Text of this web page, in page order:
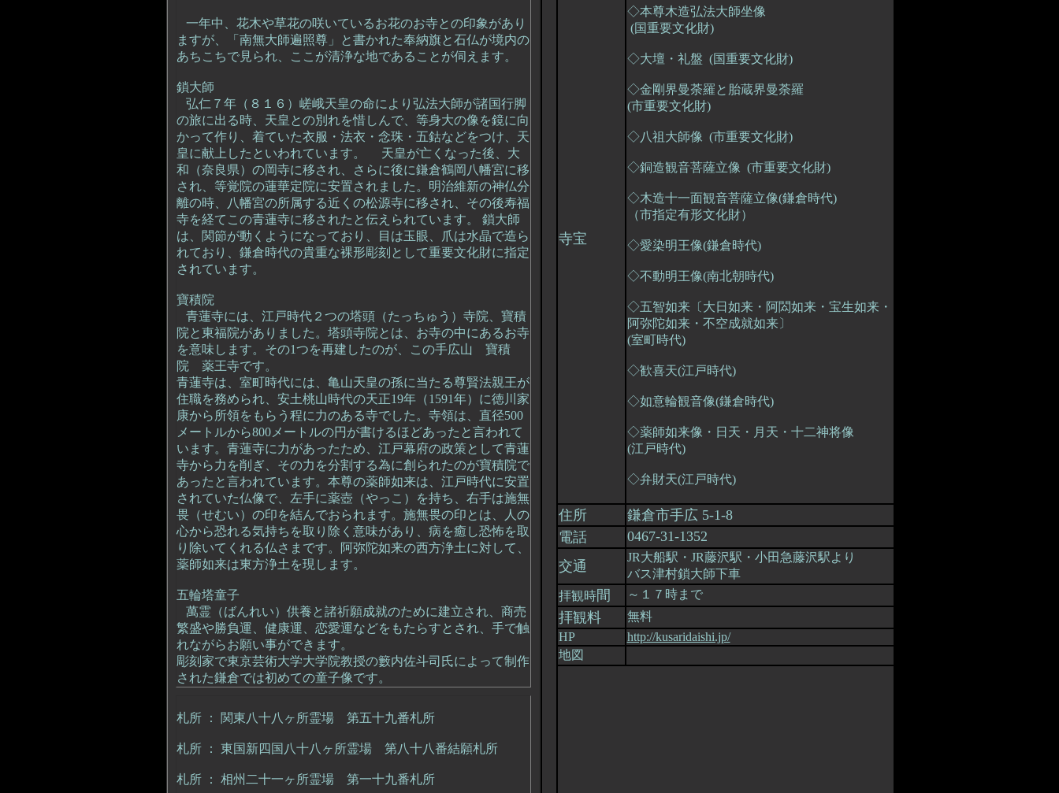
一年中、花木や草花の咲いているお花のお寺との印象があり
ますが、「南無大師遍照尊」と書かれた奉納旗と石仏が境内の
あちこちで見られ、ここが清浄な地であることが伺えます。
鎖大師
弘仁７年（８１６）嵯峨天皇の命により弘法大師が諸国行脚
の旅に出る時、天皇との別れを惜しんで、等身大の像を鏡に向
かって作り、着ていた衣服・法衣・念珠・五鈷などをつけ、天
皇に献上したといわれています。 天皇が亡くなった後、大
和（奈良県）の岡寺に移され、さらに後に鎌倉鶴岡八幡宮に移
され、等覚院の蓮華定院に安置されました。明治維新の神仏分
離の時、八幡宮の所属する近くの松源寺に移され、その後寿福
寺を経てこの青蓮寺に移されたと伝えられています。 鎖大師
は、関節が動くようになっており、目は玉眼、爪は水晶で造ら
れており、鎌倉時代の貴重な裸形彫刻として重要文化財に指定
されています。
寶積院
青蓮寺には、江戸時代２つの塔頭（たっちゅう）寺院、寶積
院と東福院がありました。塔頭寺院とは、お寺の中にあるお寺
を意味します。その1つを再建したのが、この手広山 寶積
院 薬王寺です。
青蓮寺は、室町時代には、亀山天皇の孫に当たる尊賢法親王が
住職を務められ、安土桃山時代の天正19年（1591年）に徳川家
康から所領をもらう程に力のある寺でした。寺領は、直径500
メートルから800メートルの円が書けるほどあったと言われて
います。青蓮寺に力があったため、江戸幕府の政策として青蓮
寺から力を削ぎ、その力を分割する為に創られたのが寶積院で
あったと言われています。本尊の薬師如来は、江戸時代に安置
されていた仏像で、左手に薬壺（やっこ）を持ち、右手は施無
畏（せむい）の印を結んでおられます。施無畏の印とは、人の
心から恐れる気持ちを取り除く意味があり、病を癒し恐怖を取
り除いてくれる仏さまです。阿弥陀如来の西方浄土に対して、
薬師如来は東方浄土を現します。
五輪塔童子
萬霊（ばんれい）供養と諸祈願成就のために建立され、商売
繁盛や勝負運、健康運、恋愛運などをもたらすとされ、手で触
れながらお願い事ができます。
彫刻家で東京芸術大学大学院教授の籔内佐斗司氏によって制作
された鎌倉では初めての童子像です。
札所 ： 関東八十八ヶ所霊場 第五十九番札所
札所 ： 東国新四国八十八ヶ所霊場 第八十八番結願札所
札所 ： 相州二十一ヶ所霊場 第一十九番札所
寺宝
◇本尊木造弘法大師坐像
(国重要文化財)
◇大壇・礼盤 (国重要文化財)
◇金剛界曼荼羅と胎蔵界曼荼羅
(市重要文化財)
◇八祖大師像 (市重要文化財)
◇銅造観音菩薩立像 (市重要文化財)
◇木造十一面観音菩薩立像(鎌倉時代)
（市指定有形文化財）
◇愛染明王像(鎌倉時代)
◇不動明王像(南北朝時代)
◇五智如来〔大日如来・阿閦如来・宝生如来・
阿弥陀如来・不空成就如来〕
(室町時代)
◇歓喜天(江戸時代)
◇如意輪観音像(鎌倉時代)
◇薬師如来像・日天・月天・十二神将像
(江戸時代)
◇弁財天(江戸時代)
住所
鎌倉市手広 5-1-8
電話
0467-31-1352
交通
JR大船駅・JR藤沢駅・小田急藤沢駅より
バス津村鎖大師下車
拝観時間 ～１７時まで
拝観料
無料
HP
http://kusaridaishi.jp/
地図